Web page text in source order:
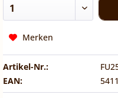
Merken
Artikel-Nr.:
EAN: